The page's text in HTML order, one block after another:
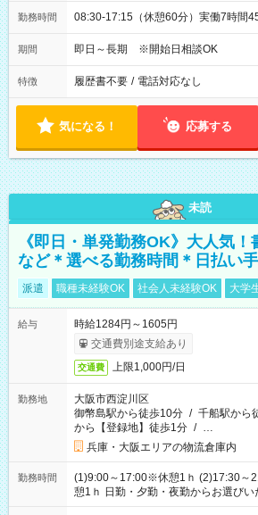
勤務時間 08:30-17:15（休憩60分）実働7時間
期間 即日～長期 ※開始日相談OK
特徴 履歴書不要 / 電話対応なし
気になる！ 応募する
未読
《即日・単発勤務OK》大人気
など＊選べる勤務時間＊日払い
派遣 職種未経験OK 社会人未経験OK 大学
給与
時給1284円～1605円
交通費別途支給あり
交通費 上限1,000円/日
勤務地
大阪市西淀川区
御幣島駅から徒歩10分 / 千船駅から
から【登録地】徒歩1分 / …
兵庫・大阪エリアの物流倉庫内
勤務時間
(1)9:00～17:00※休憩1ｈ (2)17:30～
憩1ｈ 日勤・夕勤・夜勤からお選び
わせて働けるお仕事です(*^^*) 【その他選べる勤務時間】 8-17